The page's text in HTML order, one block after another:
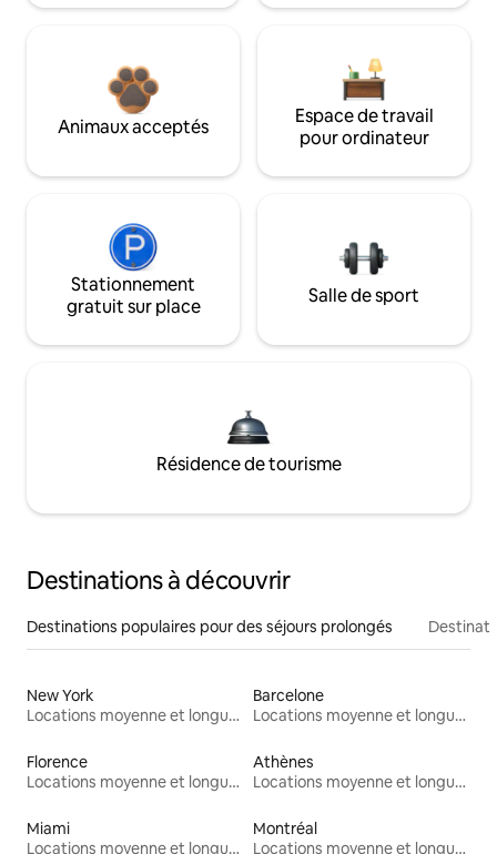
Animaux acceptés
Espace de travail
pour ordinateur
Stationnement
gratuit sur place
Salle de sport
Résidence de tourisme
Destinations à découvrir
Destinations populaires pour des séjours prolongés
New York
Locations moyenne et longue durée
Barcelone
Locations moyenne et longue durée
Florence
Locations moyenne et longue durée
Athènes
Locations moyenne et longue durée
Miami
Locations moyenne et longue durée
Montréal
Locations moyenne et longue durée